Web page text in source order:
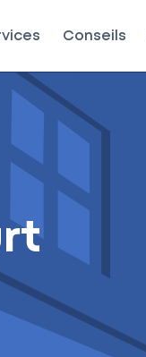
Conseils
is4.6out of 5